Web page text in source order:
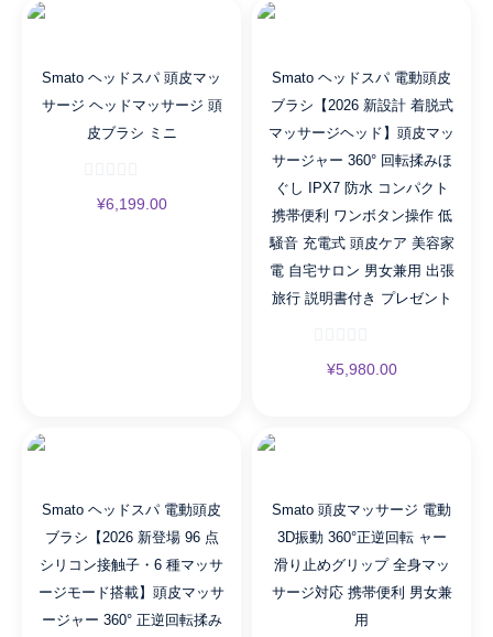
ド
簡
単
説
明
書
Smato ヘッドスパ 頭皮マッ
サージ ヘッドマッサージ 頭
皮ブラシ ミニ
¥6,199.00
Smato ヘッドスパ 電動頭皮
ブラシ【2026 新設計 着脱式
マッサージヘッド】頭皮マッ
サージャー 360° 回転揉みほ
ぐし IPX7 防水 コンパクト
携帯便利 ワンボタン操作 低
騒音 充電式 頭皮ケア 美容家
電 自宅サロン 男女兼用 出張
旅行 説明書付き プレゼント
¥5,980.00
Smato ヘッドスパ 電動頭皮
ブラシ【2026 新登場 96 点
シリコン接触子・6 種マッサ
ージモード搭載】頭皮マッサ
ージャー 360° 正逆回転揉み
Smato 頭皮マッサージ 電動
3D振動 360°正逆回転 ャー
滑り止めグリップ 全身マッ
サージ対応 携帯便利 男女兼
用